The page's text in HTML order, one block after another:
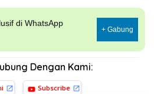
di WhatsApp
+ Gabung
Dengan Kami:
Subscribe